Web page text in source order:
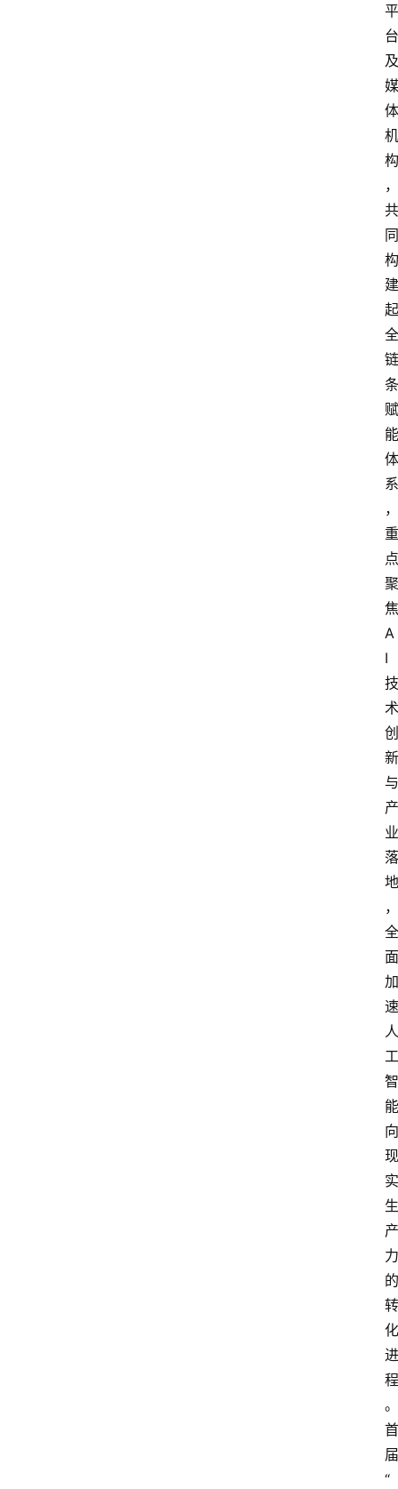
平
台
及
媒
体
机
构
，
共
同
构
建
起
全
链
条
赋
能
体
系
，
重
点
聚
焦
A
I
技
术
创
新
与
产
业
落
地
，
全
面
加
速
人
工
智
能
向
现
实
生
产
力
的
转
化
进
程
。
首
届
“